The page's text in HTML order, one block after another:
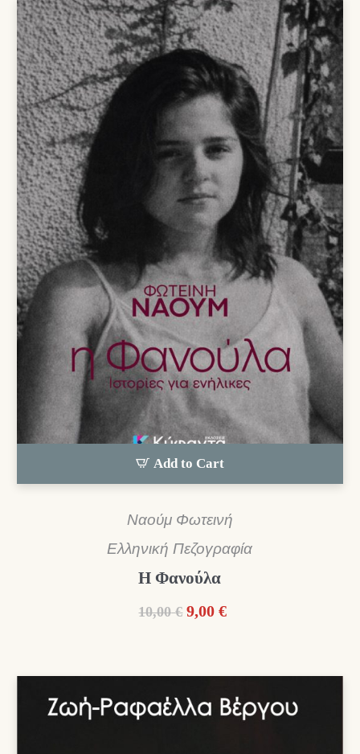
16,20 €.
Add to Cart
Ναούμ Φωτεινή
Ελληνική Πεζογραφία
Η Φανούλα
10,00 € Original
10,00 €.
9,00 €Η
είναι:
9,00 €.